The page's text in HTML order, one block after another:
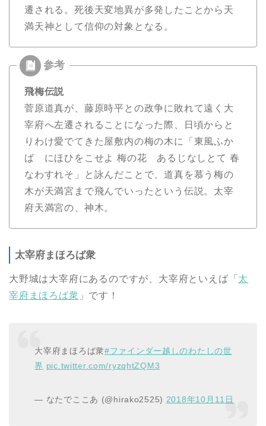
遷される。死後天変地異が多発したことから天
満天神として信仰の対象となる。
飛梅伝説
菅原道真が、藤原時平との政争に敗れて遠く大
宰府へ左遷されることになった際、日頃からと
りわけ愛でてきた屋敷内の梅の木に「東風ふか
ば にほひをこせよ 梅の花 あるじなしとて 春
なわすれそ」と詠んだことで、道真を慕う梅の
木が天満宮まで飛んでいったという伝説。太宰
府天満宮の、神木。
太宰府まほろば衆
大野城は大宰府にあるのですが、大宰府といえば「 太
宰府まほろば衆 」です！
大宰府まほろば衆#ファインダー越しのわたしの世
界 pic.twitter.com/ryzqhtZQM3
— なたでここあ (@hirako2525) 2018年10月11日